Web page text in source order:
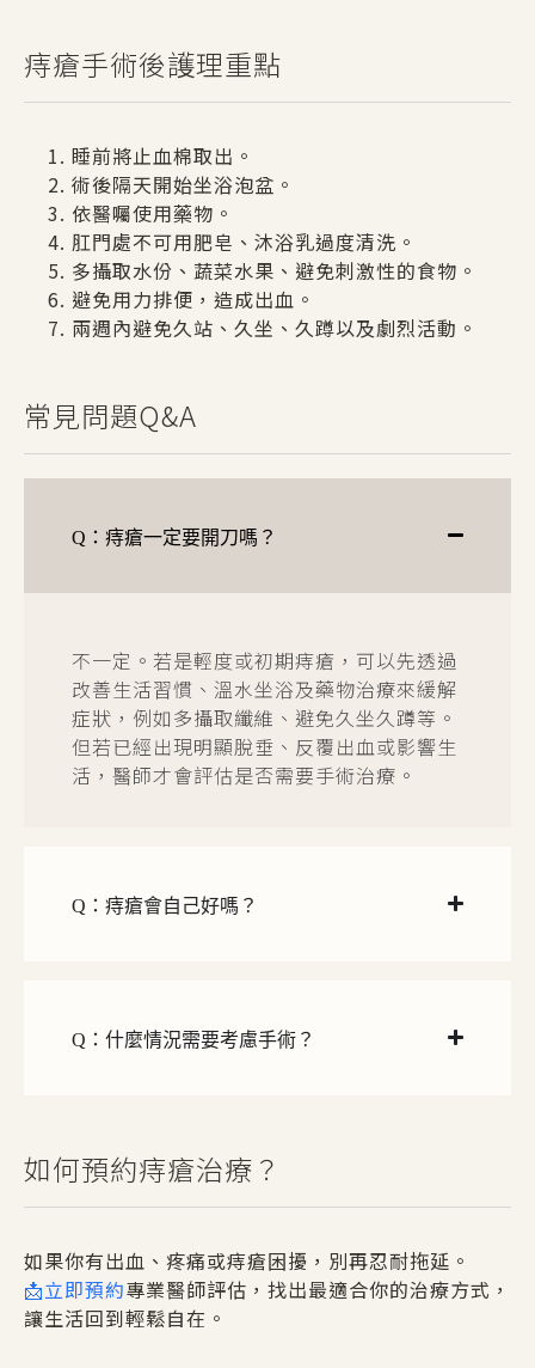
痔瘡手術後護理重點
睡前將止血棉取出。
術後隔天開始坐浴泡盆。
依醫囑使用藥物。
肛門處不可用肥皂、沐浴乳過度清洗。
多攝取水份、蔬菜水果、避免刺激性的食物。
避免用力排便，造成出血。
兩週內避免久站、久坐、久蹲以及劇烈活動。
常見問題Q&A
Q：痔瘡一定要開刀嗎？
不一定。若是輕度或初期痔瘡，可以先透過
改善生活習慣、溫水坐浴及藥物治療來緩解
症狀，例如多攝取纖維、避免久坐久蹲等。
但若已經出現明顯脫垂、反覆出血或影響生
活，醫師才會評估是否需要手術治療。
Q：痔瘡會自己好嗎？
Q：什麼情況需要考慮手術？
如何預約痔瘡治療？
如果你有出血、疼痛或痔瘡困擾，別再忍耐拖延。
📩立即預約專業醫師評估，找出最適合你的治療方式，
讓生活回到輕鬆自在。